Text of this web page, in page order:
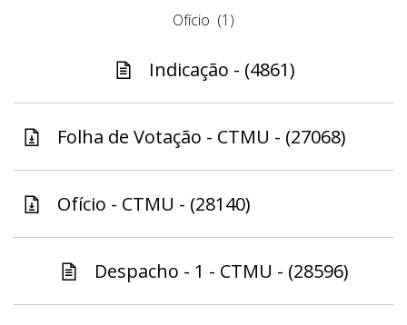
Ofício (1)
Indicação - (4861)
Folha de Votação - CTMU - (27068)
Ofício - CTMU - (28140)
Despacho - 1 - CTMU - (28596)